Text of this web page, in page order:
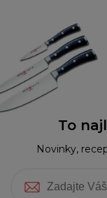
To
Novinky,